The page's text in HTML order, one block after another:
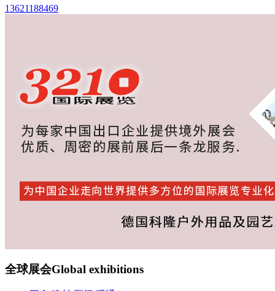
13621188469
全球展会Global exhibitions